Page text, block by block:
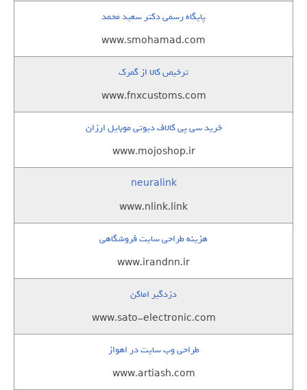
پایگاه رسمی دکتر سعید محمد
www.smohamad.com
ترخیص کالا از گمرک
www.fnxcustoms.com
خرید سی پی کالاف دیوتی موبایل ارزان
www.mojoshop.ir
neuralink
www.nlink.link
هزینه طراحی سایت فروشگاهی
www.irandnn.ir
دزدگیر اماکن
www.sato-electronic.com
طراحی وب سایت در اهواز
www.artiash.com